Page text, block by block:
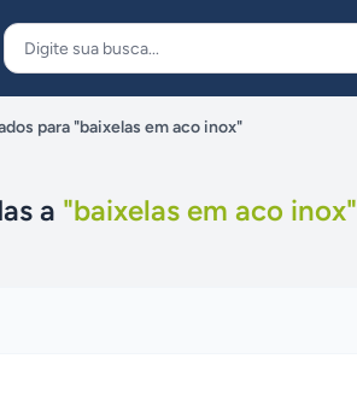
para "baixelas em aco inox"
a "baixelas em aco inox"